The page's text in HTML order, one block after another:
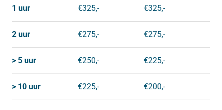
1 uur €325,- €325,-
2 uur €275,- €275,-
> 5 uur €250,- €225,-
> 10 uur €225,- €200,-